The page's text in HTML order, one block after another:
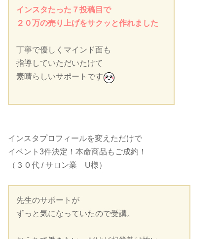
インスタたった７投稿目で
２０万の売り上げをサクッと作れました
丁寧で優しくマインド面も
指導していただいたけて
素晴らしいサポートです
インスタプロフィールを変えただけで
イベント3件決定！本命商品もご成約！
（３０代 / サロン業 U様）
先生のサポートが
ずっと気になっていたので受講。